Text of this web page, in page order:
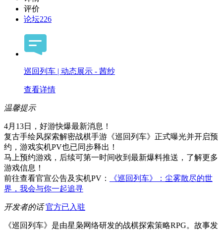
评价
论坛226
巡回列车 | 动态展示 - 茜纱
查看详情
温馨提示
4月13日，好游快爆最新消息！
复古手绘风探索解密战棋手游《巡回列车》正式曝光并开启预
约，游戏实机PV也已同步释出！
马上预约游戏，后续可第一时间收到最新爆料推送，了解更多
游戏信息！
前往查看官宣公告及实机PV：
《巡回列车》：尘雾散尽的世
界，我会与你一起追寻
开发者的话 官方已入驻
《巡回列车》是由星枭网络研发的战棋探索策略RPG。故事发